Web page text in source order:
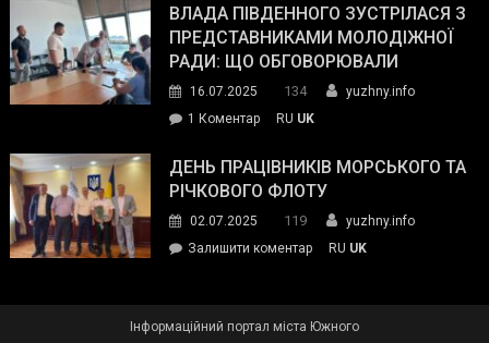
окупанти.
Маємо
діяти
команда
Південного
провів
інспекцію
укриття
ВЛАДА ПІВДЕННОГО ЗУСТРІЛАСЯ З
ПРЕДСТАВНИКАМИ МОЛОДІЖНОЇ
РАДИ: ЩО ОБГОВОРЮВАЛИ
16.07.2025 134
yuzhny.info
1 Коментардо
Південного
зустрілася
представниками
молодіжної
обговорювали
RU UK
ДЕНЬ ПРАЦІВНИКІВ МОРСЬКОГО ТА
РІЧКОВОГО ФЛОТУ
02.07.2025 119
yuzhny.info
Залишити коментарon
RU UK
Інформаційний портал міста Южного